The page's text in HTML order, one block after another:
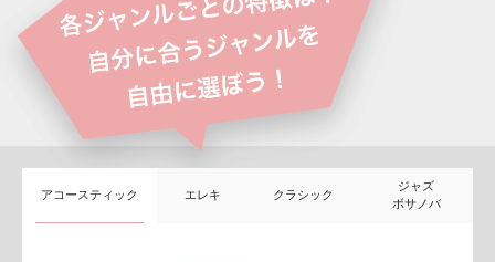
アコースティック エレキ クラシック
ジャズ
ボサノバ